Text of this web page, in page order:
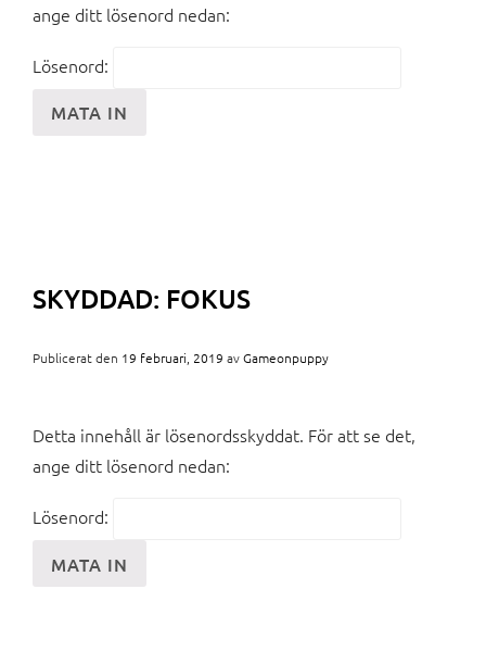
ange ditt lösenord nedan:
Lösenord:
SKYDDAD: FOKUS
Publicerat den 19 februari, 2019 avGameonpuppy
Detta innehåll är lösenordsskyddat. För att se det,
ange ditt lösenord nedan:
Lösenord: